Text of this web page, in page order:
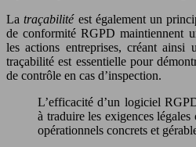
Latraçabilité est également un
de conformité RGPD maintiennent
les actions entreprises, créant ainsi
traçabilité est essentielle pour
de contrôle en cas d’inspection.
L’efficacité d’un logiciel
à traduire les exigences légales
opérationnels concrets et